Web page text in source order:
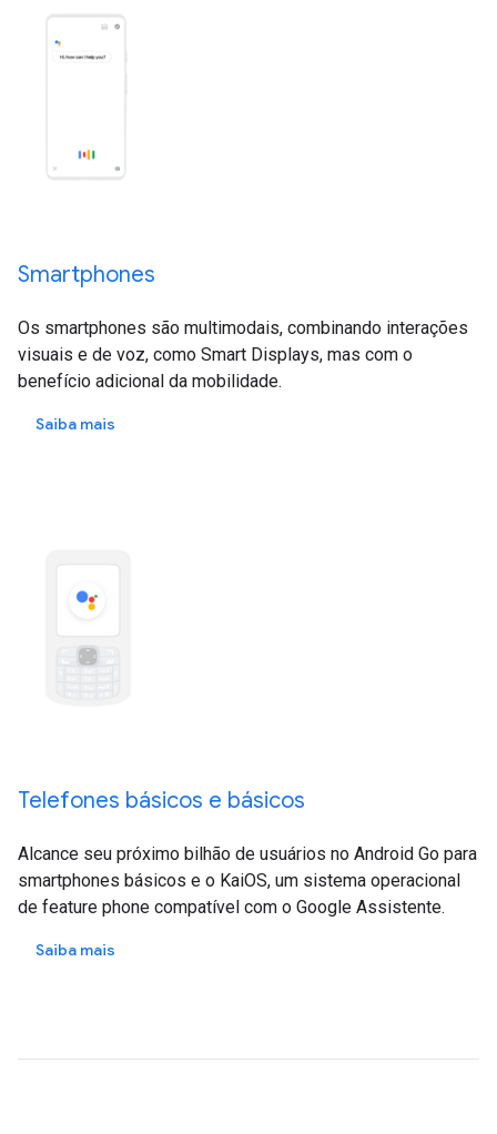
Smartphones
Os smartphones são multimodais, combinando interações
visuais e de voz, como Smart Displays, mas com o
benefício adicional da mobilidade.
Saiba mais
Telefones básicos e básicos
Alcance seu próximo bilhão de usuários no Android Go para
smartphones básicos e o KaiOS, um sistema operacional
de feature phone compatível com o Google Assistente.
Saiba mais